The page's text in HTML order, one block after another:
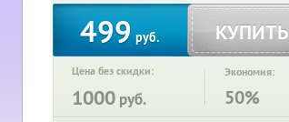
499 руб. КУПИТЬ
Цена без скидки:
1000 руб.
Экономия:
50%